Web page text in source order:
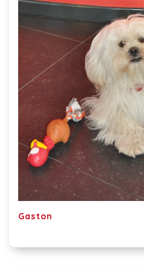
Gaston